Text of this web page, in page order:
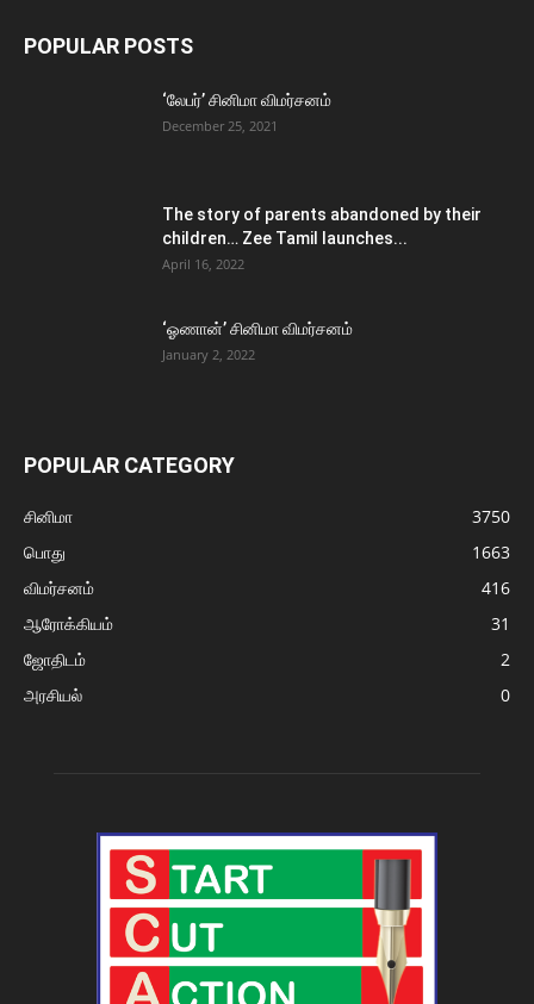
POPULAR POSTS
‘லேபர்’ சினிமா விமர்சனம்
December 25, 2021
The story of parents abandoned by their
children… Zee Tamil launches...
April 16, 2022
‘ஓணான்’ சினிமா விமர்சனம்
January 2, 2022
POPULAR CATEGORY
சினிமா
3750
பொது
1663
விமர்சனம்
416
ஆரோக்கியம்
31
ஜோதிடம்
2
அரசியல்
0